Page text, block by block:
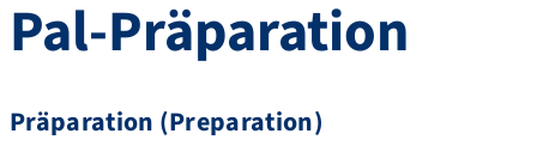
Pal-Präparation
Präparation (Preparation)